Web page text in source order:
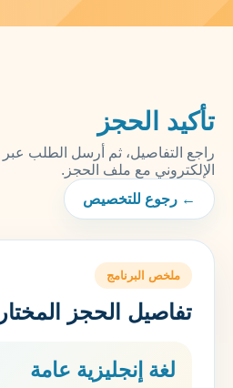
تأكيد الحجز
راجع التفاصيل، ثم أرسل الطلب عبر
الإلكتروني مع ملف الحجز.
← رجوع للتخصيص
ملخص البرنامج
تفاصيل الحجز
لغة إنجليزية عامة